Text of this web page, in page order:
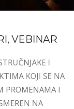
VEBINAR
I
KOJI SE NA
PROMENAMA I
NA